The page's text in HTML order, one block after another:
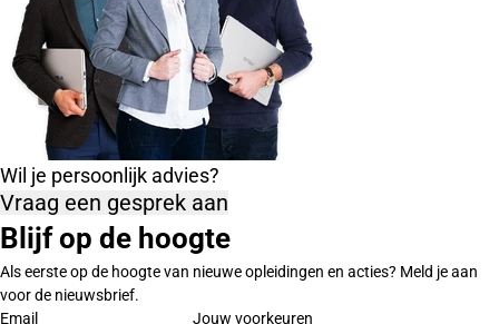
Wil je persoonlijk advies?
Vraag een gesprek aan
Blijf op de hoogte
Als eerste op de hoogte van nieuwe opleidingen en acties? Meld je aan
voor de nieuwsbrief.
Email
Jouw voorkeuren